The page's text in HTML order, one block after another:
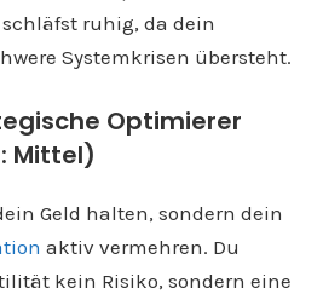
schläfst ruhig, da dein
Systemkrisen übersteht.
Optimierer
Mittel)
Geld halten, sondern dein
aktiv vermehren. Du
kein Risiko, sondern eine